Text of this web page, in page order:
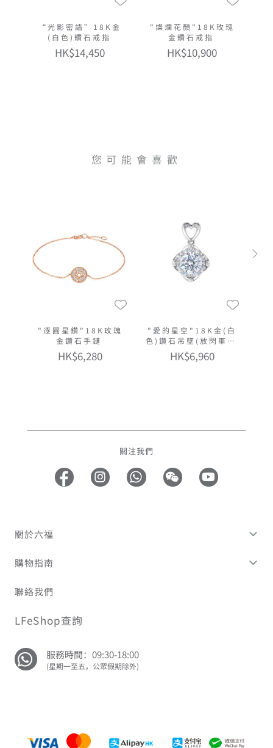
“光影密語”18K金
(白色)鑽石戒指
HK$14,450
"燦爛花顏"18K玫瑰
金鑽石戒指
HK$10,900
您可能會喜歡
"逐圓星鑽"18K玫瑰
金鑽石手鏈
HK$6,280
"愛的星空"18K金(白
色)鑽石吊墜(放閃車花
工藝)
HK$6,960
關注我們
關於六福
購物指南
聯絡我們
LFeShop查詢
服務時間：09:30-18:00
(星期一至五，公眾假期除外)